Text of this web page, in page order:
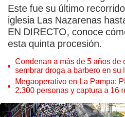
Este fue su último
iglesia Las Nazarenas
EN DIRECTO, conoce
esta quinta procesión.
Condenan a más de 5 años de
sembrar droga a barbero en
Megaoperativo en La Pampa:
2.300 personas y captura a 16